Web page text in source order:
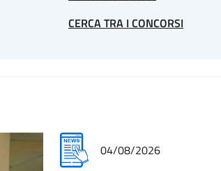
CERCA TRA I CONCORSI
30/07/2026